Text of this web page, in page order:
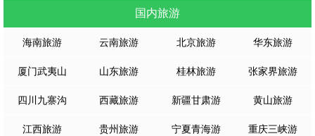
国内旅游
海南旅游 云南旅游 北京旅游 华东旅游
厦门武夷山 山东旅游 桂林旅游 张家界旅游
四川九寨沟 西藏旅游 新疆甘肃游 黄山旅游
江西旅游 贵州旅游 宁夏青海游 重庆三峡游